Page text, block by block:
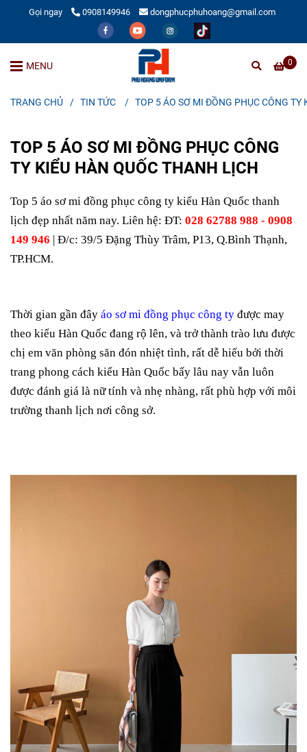
Gọi ngay 0908149946 dongphucphuhoang@gmail.com
0
MENU
TRANG CHỦ / TIN TỨC / TOP 5 ÁO SƠ MI ĐỒNG PHỤC CÔNG
TOP 5 ÁO SƠ MI ĐỒNG PHỤC CÔNG
TY KIỂU HÀN QUỐC THANH LỊCH
Top 5 áo sơ mi đồng phục công ty kiểu Hàn Quốc thanh
lịch đẹp nhất năm nay. Liên hệ: ĐT: 028 62788 988 - 0908
149 946 | Đ/c: 39/5 Đặng Thùy Trâm, P13, Q.Bình Thạnh,
TP.HCM.
Thời gian gần đây áo sơ mi đồng phục công ty được may
theo kiểu Hàn Quốc đang rộ lên, và trở thành trào lưu được
chị em văn phòng săn đón nhiệt tình, rất dễ hiểu bởi thời
trang phong cách kiểu Hàn Quốc bấy lâu nay vẫn luôn
được đánh giá là nữ tính và nhẹ nhàng, rất phù hợp với môi
trường thanh lịch nơi công sở.